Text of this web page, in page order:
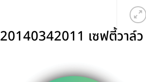
20140342011 เซฟตี้วาล์